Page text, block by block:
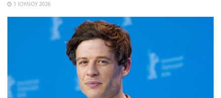
1 ΙΟΥΛΊΟΥ 2026